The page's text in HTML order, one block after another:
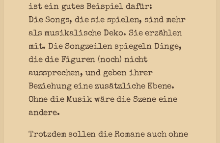
ist ein gutes Beispiel dafür:
Die Songs, die sie spielen, sind mehr
als musikalische Deko. Sie erzählen
mit. Die Songzeilen spiegeln Dinge,
die die Figuren (noch) nicht
aussprechen, und geben ihrer
Beziehung eine zusätzliche Ebene.
Ohne die Musik wäre die Szene eine
andere.
Trotzdem sollen die Romane auch ohne